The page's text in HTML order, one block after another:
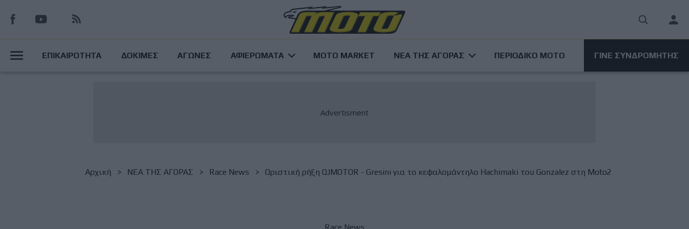
προς
κυρίως
User
MainΕΠΙΚΑΙΡΟΤΗΤΑ ΔΟΚΙΜΕΣ ΑΓΩΝΕΣ ΑΦΙΕΡΩΜΑΤΑ MOTO MARKET ΝΕΑ ΤΗΣ ΑΓΟΡΑΣ ΠΕΡΙΟΔΙΚΟ ΜΟΤΟ ΓΙΝΕ ΣΥΝΔΡΟΜΗΤΗΣ
Breadcrumb
Αρχική NΕΑ ΤΗΣ ΑΓΟΡΑΣ Race News Οριστική ρήξη QJMOTOR - Gresini για το κεφαλομάντηλο Hachimaki του Gonzalez στη Moto2